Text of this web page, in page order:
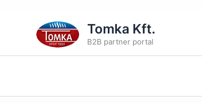
Tomka Kft.
B2B partner portal